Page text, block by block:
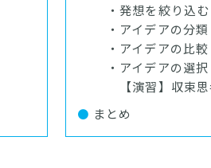
・発想を絞り込む
・アイデアの分類
・アイデアの比較
・アイデアの選択
【演習】収束思
まとめ